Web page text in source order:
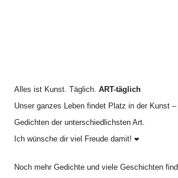
Alles ist Kunst. Täglich. ART-täglich
Unser ganzes Leben findet Platz in der Kunst
Gedichten der unterschiedlichsten Art.
Ich wünsche dir viel Freude damit! ❤
Noch mehr Gedichte und viele Geschichten